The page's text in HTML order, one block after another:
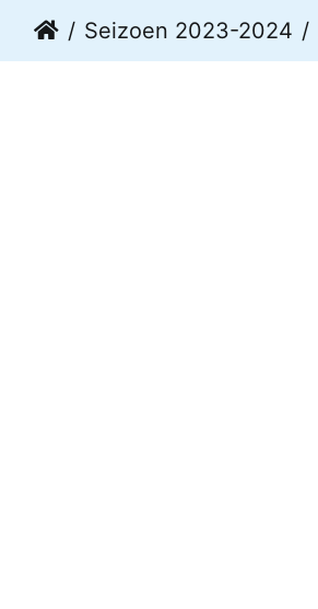
Seizoen 2023-2024